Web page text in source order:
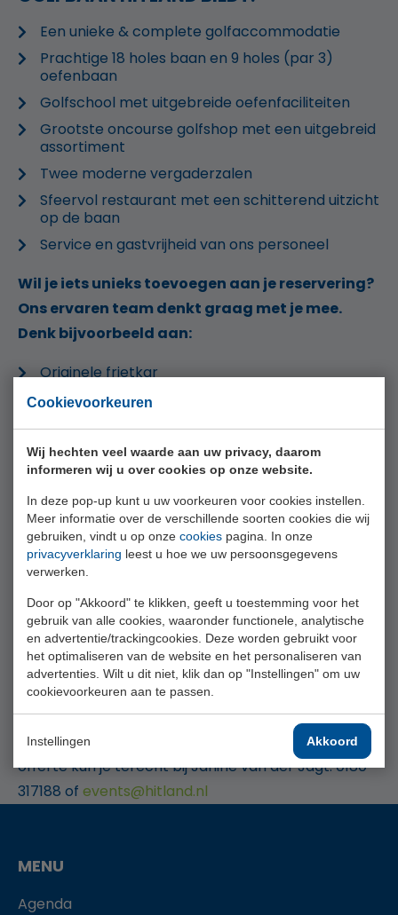
Cookievoorkeuren
Wij hechten veel waarde aan uw privacy, daarom
informeren wij u over cookies op onze website.
In deze pop-up kunt u uw voorkeuren voor cookies instellen.
Meer informatie over de verschillende soorten cookies die wij
gebruiken, vindt u op onze cookies pagina. In onze
privacyverklaring leest u hoe we uw persoonsgegevens
verwerken.
Door op "Akkoord" te klikken, geeft u toestemming voor het
gebruik van alle cookies, waaronder functionele, analytische
en advertentie/trackingcookies. Deze worden gebruikt voor
het optimaliseren van de website en het personaliseren van
advertenties. Wilt u dit niet, klik dan op "Instellingen" om uw
cookievoorkeuren aan te passen.
Instellingen Akkoord
Een unieke & complete golfaccommodatie
Prachtige 18 holes baan en 9 holes (par 3)
oefenbaan
Golfschool met uitgebreide oefenfaciliteiten
Grootste oncourse golfshop met een uitgebreid
assortiment
Twee moderne vergaderzalen
Sfeervol restaurant met een schitterend uitzicht
op de baan
Service en gastvrijheid van ons personeel
Wil je iets unieks toevoegen aan je reservering?
Ons ervaren team denkt graag met je mee.
Denk bijvoorbeeld aan:
Originele frietkar
Catering in de baan, bijvoorbeeld oesters, allerlei
Hole in One Challenge (diverse mogelijkheden)
Ik Hou van Holland spel tijdens het diner
COMBINEER DE GOLFDAG MET:
Golfclinic arrangement
Personeelsuitje of teambuilding
Nachtgolf arrangement
Footgolf arrangement (van april t/m
september mogelijk)
MEER INFORMATIE
Voor meer informatie en het aanvragen van een
offerte kun je terecht bij Janine van der Jagt: 0180-
317188 of events@hitland.nl
MENU
Agenda